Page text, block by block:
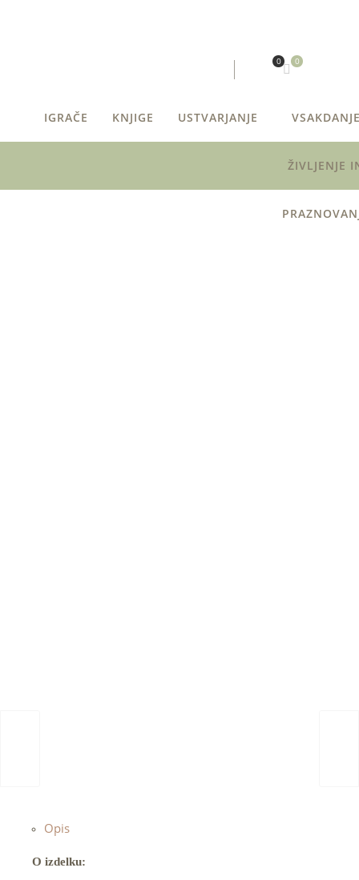
0
0
IGRAČE KNJIGE USTVARJANJE
ŽIVLJENJE
Opis
O izdelku: